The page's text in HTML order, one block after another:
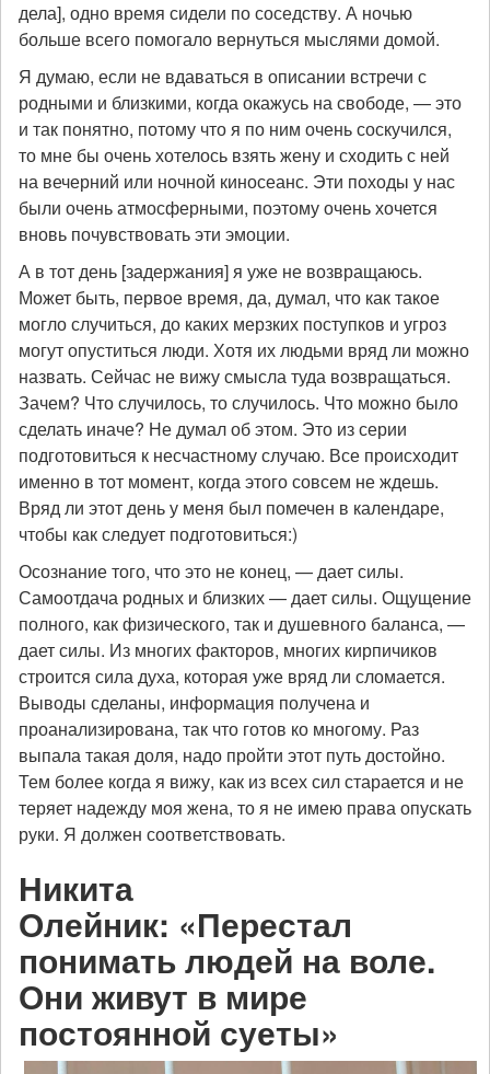
дела], одно время сидели по соседству. А ночью
больше всего помогало вернуться мыслями домой.
Я думаю, если не вдаваться в описании встречи с
родными и близкими, когда окажусь на свободе, — это
и так понятно, потому что я по ним очень соскучился,
то мне бы очень хотелось взять жену и сходить с ней
на вечерний или ночной киносеанс. Эти походы у нас
были очень атмосферными, поэтому очень хочется
вновь почувствовать эти эмоции.
А в тот день [задержания] я уже не возвращаюсь.
Может быть, первое время, да, думал, что как такое
могло случиться, до каких мерзких поступков и угроз
могут опуститься люди. Хотя их людьми вряд ли можно
назвать. Сейчас не вижу смысла туда возвращаться.
Зачем? Что случилось, то случилось. Что можно было
сделать иначе? Не думал об этом. Это из серии
подготовиться к несчастному случаю. Все происходит
именно в тот момент, когда этого совсем не ждешь.
Вряд ли этот день у меня был помечен в календаре,
чтобы как следует подготовиться:)
Осознание того, что это не конец, — дает силы.
Самоотдача родных и близких — дает силы. Ощущение
полного, как физического, так и душевного баланса, —
дает силы. Из многих факторов, многих кирпичиков
строится сила духа, которая уже вряд ли сломается.
Выводы сделаны, информация получена и
проанализирована, так что готов ко многому. Раз
выпала такая доля, надо пройти этот путь достойно.
Тем более когда я вижу, как из всех сил старается и не
теряет надежду моя жена, то я не имею права опускать
руки. Я должен соответствовать.
Никита
Олейник: «Перестал
понимать людей на воле.
Они живут в мире
постоянной суеты»